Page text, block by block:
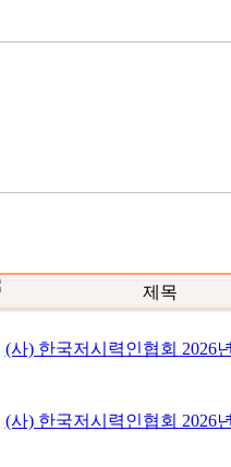
제목
(사) 한국저시력인협회 2026
(사) 한국저시력인협회 2026